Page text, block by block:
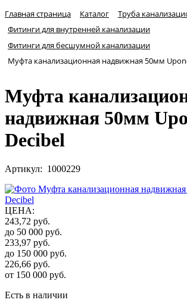
Главная страница Каталог
Труба
Фитинги для внутренней канализации
Фитинги для бесшумной канализации
Муфта канализационная надвижная 50мм
Муфта
надвижная 50мм
Decibel
Артикул: 1000229
ЦЕНА:
243,72 руб.
до 50 000 руб.
233,97 руб.
до 150 000 руб.
226,66 руб.
от 150 000 руб.
Есть в наличии